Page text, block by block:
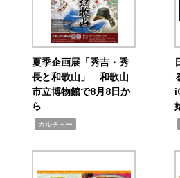
夏季企画展「秀吉・秀
長と和歌山」 和歌山
市立博物館で8月8日か
ら
カルチャー